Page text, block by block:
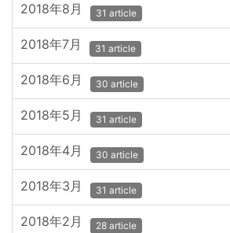
2018年8月 31 article
2018年7月 31 article
2018年6月 30 article
2018年5月 31 article
2018年4月 30 article
2018年3月 31 article
2018年2月 28 article